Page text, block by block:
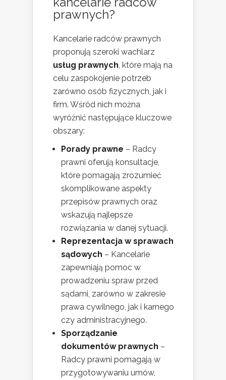
prawnych?
Kancelarie radców prawnych
proponują szeroki wachlarz
usług prawnych , które mają na
celu zaspokojenie potrzeb
zarówno osób fizycznych, jak i
firm. Wśród nich można
wyróżnić następujące kluczowe
obszary:
Porady prawne – Radcy
prawni oferują konsultacje,
które pomagają zrozumieć
skomplikowane aspekty
przepisów prawnych oraz
wskazują najlepsze
rozwiązania w danej sytuacji.
Reprezentacja w sprawach
sądowych – Kancelarie
zapewniają pomoc w
prowadzeniu spraw przed
sądami, zarówno w zakresie
prawa cywilnego, jak i karnego
czy administracyjnego.
Sporządzanie
dokumentów prawnych –
Radcy prawni pomagają w
przygotowywaniu umów,